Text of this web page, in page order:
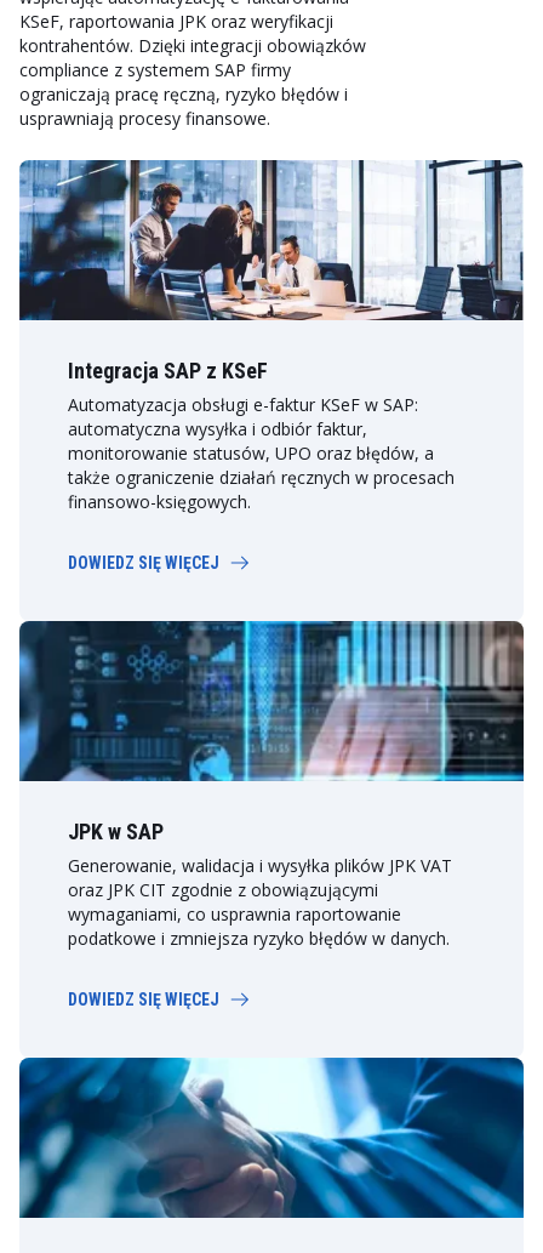
KSeF, raportowania JPK oraz weryfikacji
kontrahentów. Dzięki integracji obowiązków
compliance z systemem SAP firmy
ograniczają pracę ręczną, ryzyko błędów i
usprawniają procesy finansowe.
Integracja SAP z KSeF
Automatyzacja obsługi e-faktur KSeF w SAP:
automatyczna wysyłka i odbiór faktur,
monitorowanie statusów, UPO oraz błędów, a
także ograniczenie działań ręcznych w procesach
finansowo-księgowych.
DOWIEDZ SIĘ WIĘCEJ
JPK w SAP
Generowanie, walidacja i wysyłka plików JPK VAT
oraz JPK CIT zgodnie z obowiązującymi
wymaganiami, co usprawnia raportowanie
podatkowe i zmniejsza ryzyko błędów w danych.
DOWIEDZ SIĘ WIĘCEJ